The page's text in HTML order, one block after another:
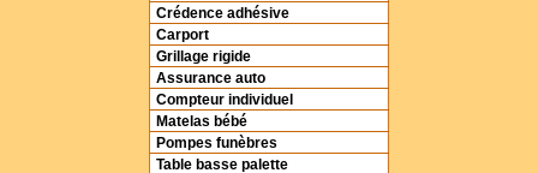
Crédence adhésive
Carport
Grillage rigide
Assurance auto
Compteur individuel
Matelas bébé
Pompes funèbres
Table basse palette